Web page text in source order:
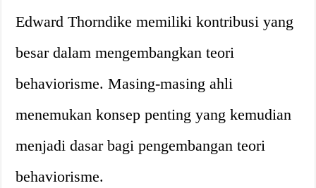
Edward Thorndike memiliki kontribusi yang
besar dalam mengembangkan teori
behaviorisme. Masing-masing ahli
menemukan konsep penting yang kemudian
menjadi dasar bagi pengembangan teori
behaviorisme.